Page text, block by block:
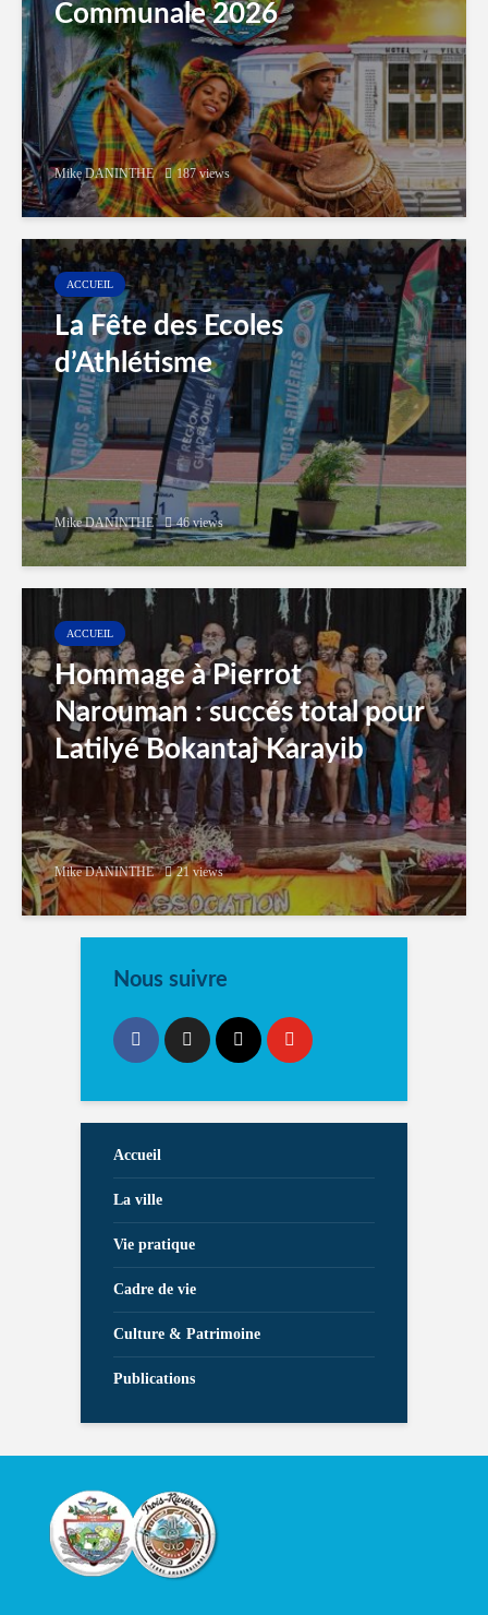
Communale 2026
Mike DANINTHE 187 views
ACCUEIL
La Fête des Ecoles
d’Athlétisme
Mike DANINTHE 46 views
ACCUEIL
Hommage à Pierrot
Narouman : succés total pour
Latilyé Bokantaj Karayib
Mike DANINTHE 21 views
Nous suivre
Accueil
La ville
Vie pratique
Cadre de vie
Culture & Patrimoine
Publications